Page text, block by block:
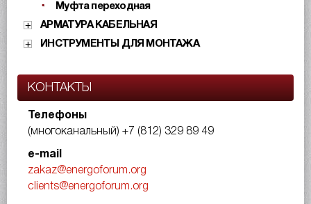
Муфта переходная
АРМАТУРА КАБЕЛЬНАЯ
ИНСТРУМЕНТЫ ДЛЯ МОНТАЖА
КОНТАКТЫ
Телефоны
(многоканальный) +7 (812) 329 89 49
e-mail
zakaz@energoforum.org
clients@energoforum.org